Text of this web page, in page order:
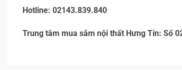
Hotline: 02143.839.840
Trung tâm mua sắm nội thất Hưng Tín: Số